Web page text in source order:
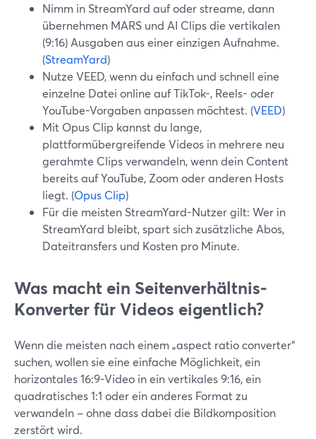
Nimm in StreamYard auf oder streame, dann
übernehmen MARS und AI Clips die vertikalen
(9:16) Ausgaben aus einer einzigen Aufnahme.
(StreamYard)
Nutze VEED, wenn du einfach und schnell eine
einzelne Datei online auf TikTok-, Reels- oder
YouTube-Vorgaben anpassen möchtest. (VEED)
Mit Opus Clip kannst du lange,
plattformübergreifende Videos in mehrere neu
gerahmte Clips verwandeln, wenn dein Content
bereits auf YouTube, Zoom oder anderen Hosts
liegt. (Opus Clip)
Für die meisten StreamYard-Nutzer gilt: Wer in
StreamYard bleibt, spart sich zusätzliche Abos,
Dateitransfers und Kosten pro Minute.
Was macht ein Seitenverhältnis-
Konverter für Videos eigentlich?
Wenn die meisten nach einem „aspect ratio converter“
suchen, wollen sie eine einfache Möglichkeit, ein
horizontales 16:9-Video in ein vertikales 9:16, ein
quadratisches 1:1 oder ein anderes Format zu
verwandeln – ohne dass dabei die Bildkomposition
zerstört wird.